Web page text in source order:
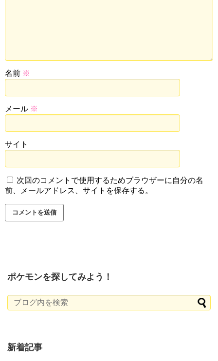
名前 ※
メール ※
サイト
次回のコメントで使用するためブラウザーに自分の名
前、メールアドレス、サイトを保存する。
ポケモンを探してみよう！
新着記事